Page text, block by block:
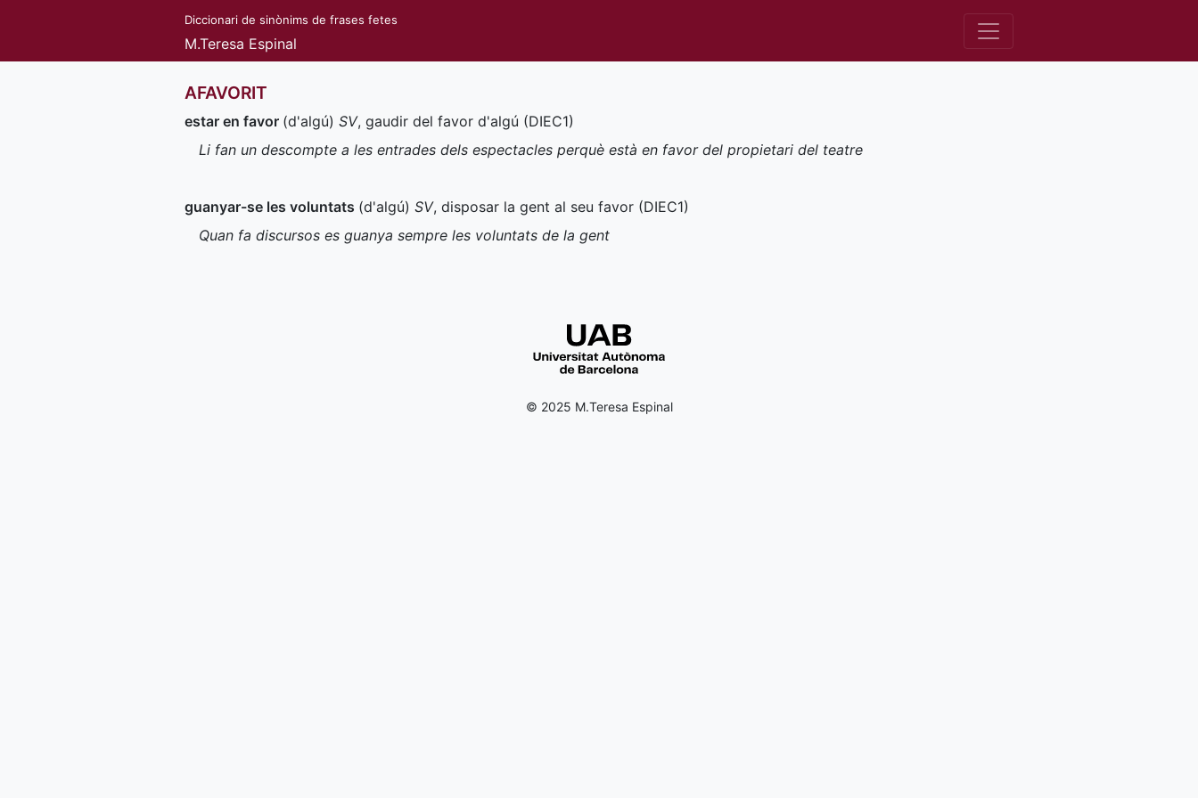
Diccionari de sinònims de frases fetes
M.Teresa Espinal
AFAVORIT
estar en favor (d'algú) SV, gaudir del favor d'algú (DIEC1)
Li fan un descompte a les entrades dels espectacles perquè està en favor del propietari del teatre
guanyar-se les voluntats (d'algú) SV, disposar la gent al seu favor (DIEC1)
Quan fa discursos es guanya sempre les voluntats de la gent
© 2025 M.Teresa Espinal